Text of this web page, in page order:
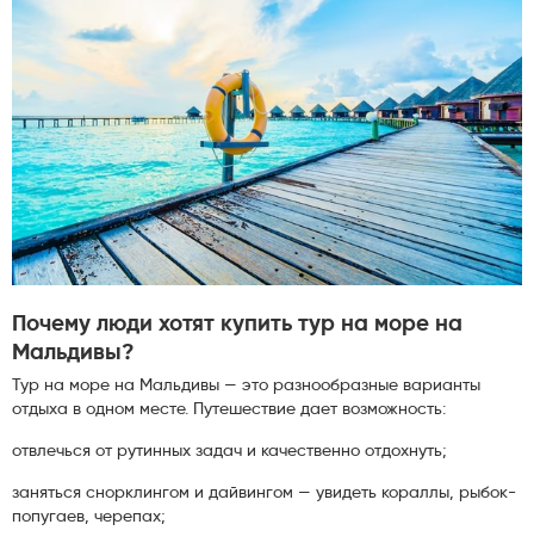
Почему люди хотят купить тур на море на
Мальдивы?
Тур на море на Мальдивы — это разнообразные варианты
отдыха в одном месте. Путешествие дает возможность:
отвлечься от рутинных задач и качественно отдохнуть;
заняться снорклингом и дайвингом — увидеть кораллы, рыбок-
попугаев, черепах;